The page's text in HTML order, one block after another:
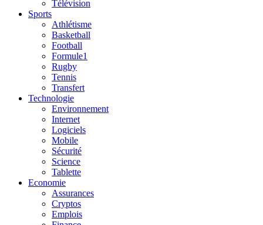
Télévision
Sports
Athlétisme
Basketball
Football
Formule1
Rugby
Tennis
Transfert
Technologie
Environnement
Internet
Logiciels
Mobile
Sécurité
Science
Tablette
Economie
Assurances
Cryptos
Emplois